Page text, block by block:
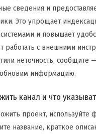
сведения и
Это упрощает
и повышает
работать с внешними
неточность, сообщите
информацию.
канал и что
проект, используйте
название, краткое